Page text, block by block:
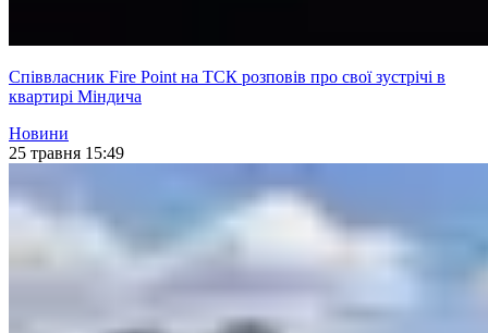
Співвласник Fire Point на ТСК розповів про свої зустрічі в
квартирі Міндича
Новини
25 травня 15:49